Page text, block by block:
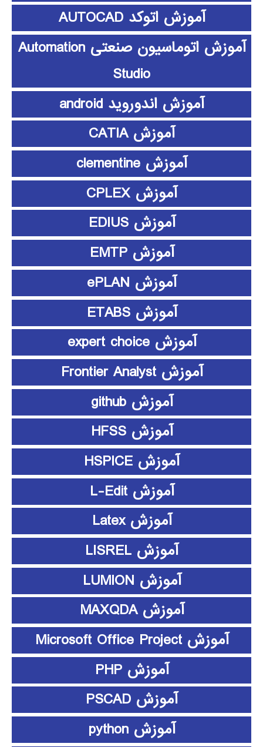
آموزش اتوکد AUTOCAD
آموزش اتوماسیون صنعتی Automation
Studio
آموزش اندوروید android
آموزش CATIA
آموزش clementine
آموزش CPLEX
آموزش EDIUS
آموزش EMTP
آموزش ePLAN
آموزش ETABS
آموزش expert choice
آموزش Frontier Analyst
آموزش github
آموزش HFSS
آموزش HSPICE
آموزش L-Edit
آموزش Latex
آموزش LISREL
آموزش LUMION
آموزش MAXQDA
آموزش Microsoft Office Project
آموزش PHP
آموزش PSCAD
آموزش python